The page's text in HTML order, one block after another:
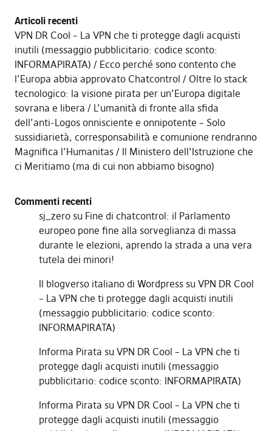
Articoli recenti
VPN DR Cool – La VPN che ti protegge dagli acquisti
inutili (messaggio pubblicitario: codice sconto:
INFORMAPIRATA)
Ecco perché sono contento che
l’Europa abbia approvato Chatcontrol
Oltre lo stack
tecnologico: la visione pirata per un’Europa digitale
sovrana e libera
L’umanità di fronte alla sfida
dell’anti-Logos onnisciente e onnipotente – Solo
sussidiarietà, corresponsabilità e comunione rendranno
Magnifica l’Humanitas
Il Ministero dell’Istruzione che
ci Meritiamo (ma di cui non abbiamo bisogno)
Commenti recenti
sj_zerosu Fine di chatcontrol: il Parlamento
europeo pone fine alla sorveglianza di massa
durante le elezioni, aprendo la strada a una vera
tutela dei minori!
Il blogverso italiano di Wordpresssu VPN DR Cool
– La VPN che ti protegge dagli acquisti inutili
(messaggio pubblicitario: codice sconto:
INFORMAPIRATA)
Informa Pirata su VPN DR Cool – La VPN che ti
protegge dagli acquisti inutili (messaggio
pubblicitario: codice sconto: INFORMAPIRATA)
Informa Pirata su VPN DR Cool – La VPN che ti
protegge dagli acquisti inutili (messaggio